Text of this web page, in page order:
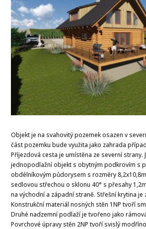
Objekt je na svahovitý pozemek osazen v
část pozemku bude využita jako zahrada
Příjezdová cesta je umístěna ze severní strany.
jednopodlažní objekt s obytným podkrovím s
obdélníkovým půdorysem s rozměry
sedlovou střechou o sklonu 40° s přesahy
na východní a západní straně. Střešní krytina je
Konstrukční materiál nosných stěn 1NP tvoří
Druhé nadzemní podlaží je tvořeno jako
Povrchové úpravy stěn 2NP tvoří svislý